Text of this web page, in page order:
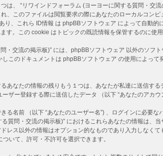
は、 “リワインドフォーラム (ヨーヨーに関する質問・
、このファイルは閲覧要求の際にあなたのローカルコン
り、これら ID情報 は phpBBソフトウェア によって自動
す。この cookie はトピックの既読情報を保管するのに使
・交流の掲示板)” には、phpBBソフトウェア 以外のソ
このドキュメントは phpBBソフトウェア の使用によっ
あなたの情報の残りもう１つは、あなたが私達に送信す
ザー登録する際に送信したデータ （以下 “あなたのアカ
る名前 （以下 “あなたのユーザー名”) 、ログインに必要
質問・交流の掲示板)” におけるこれらあなたの情報は、
レス以外の情報はオプション的なものであり入力しなく
いて、許可・不許可を選択できます。